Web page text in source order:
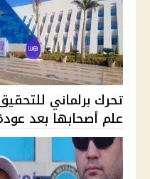
تحرك برلماني
علم أصحابها بعد